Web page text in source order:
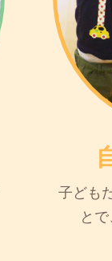
子ども
と